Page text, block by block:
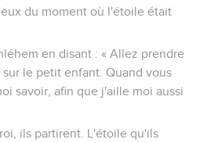
du moment où l'étoile était
en disant : « Allez prendre
le petit enfant. Quand vous
savoir, afin que j'aille moi aussi
ils partirent. L'étoile qu'ils